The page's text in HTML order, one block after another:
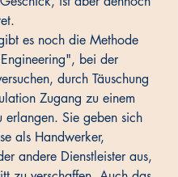
es noch die Methode
bei der
durch Täuschung
Zugang zu einem
erlangen. Sie geben sich
als Handwerker,
andere Dienstleister aus,